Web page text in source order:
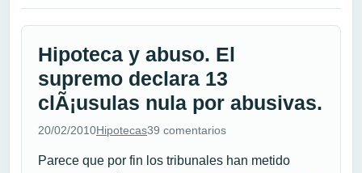
Hipoteca y abuso. El
supremo declara 13
clÃ¡usulas nula por abusivas.
20/02/2010Hipotecas39 comentarios
Parece que por fin los tribunales han metido